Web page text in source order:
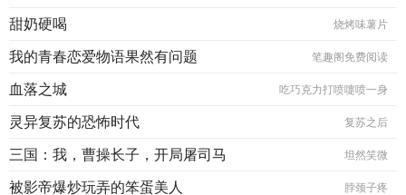
甜奶硬喝 烧烤味薯片
我的青春恋爱物语果然有问题 笔趣阁免费阅读
血落之城 吃巧克力打喷嚏喷一身
灵异复苏的恐怖时代 复苏之后
三国：我，曹操长子，开局屠司马 坦然笑微
被影帝爆炒玩弄的笨蛋美人 脖颈子疼